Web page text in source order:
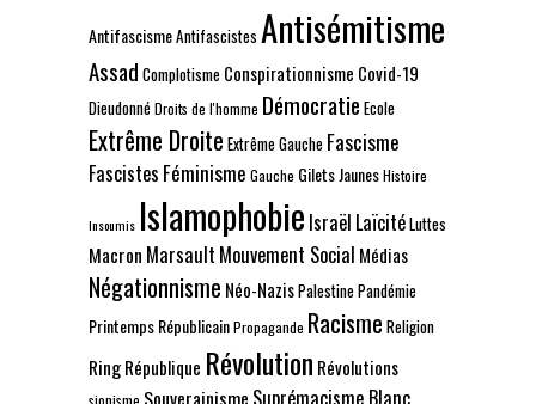
AntifascismeAntifascistes Antisémitisme
Assad Complotisme Conspirationnisme Covid-19
DieudonnéDroits de l'homme Démocratie Ecole
Extrême Droite Extrême Gauche Fascisme
Fascistes Féminisme Gauche Gilets JaunesHistoire
Insoumis Islamophobie Israël LaïcitéLuttes
Macron Marsault Mouvement Social Médias
Négationnisme Néo-NazisPalestinePandémie
Printemps RépublicainPropagande Racisme Religion
RingRépublique Révolution Révolutions
sionisme Souverainisme Suprémacisme Blanc